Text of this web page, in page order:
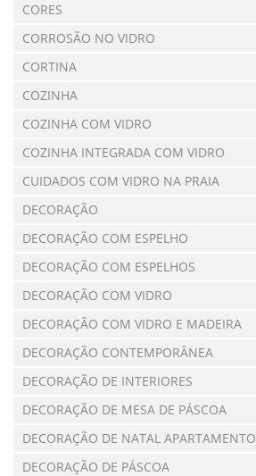
CORES
CORROSÃO NO VIDRO
CORTINA
COZINHA
COZINHA COM VIDRO
COZINHA INTEGRADA COM VIDRO
CUIDADOS COM VIDRO NA PRAIA
DECORAÇÃO
DECORAÇÃO COM ESPELHO
DECORAÇÃO COM ESPELHOS
DECORAÇÃO COM VIDRO
DECORAÇÃO COM VIDRO E MADEIRA
DECORAÇÃO CONTEMPORÂNEA
DECORAÇÃO DE INTERIORES
DECORAÇÃO DE MESA DE PÁSCOA
DECORAÇÃO DE NATAL APARTAMENTO
DECORAÇÃO DE PÁSCOA